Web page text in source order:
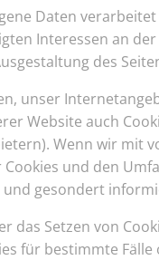
Daten
Interessen an
des
unser
Website auch
Wenn wir mit
und den
gesondert
das Setzen von
für bestimmte Fälle